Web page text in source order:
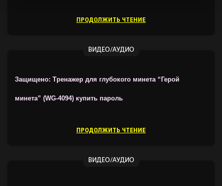
ПРОДОЛЖИТЬ ЧТЕНИЕ
ВИДЕО/АУДИО
Защищено: Тренажер для глубокого минета “Герой
минета” (WG-4094) купить пароль
ПРОДОЛЖИТЬ ЧТЕНИЕ
ВИДЕО/АУДИО